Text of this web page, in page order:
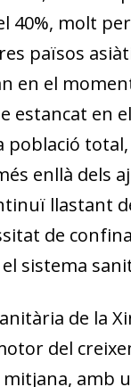
40%, molt
països
en el
estancat en
població
enllà dels
llastant
de
sistema
de la
del
amb